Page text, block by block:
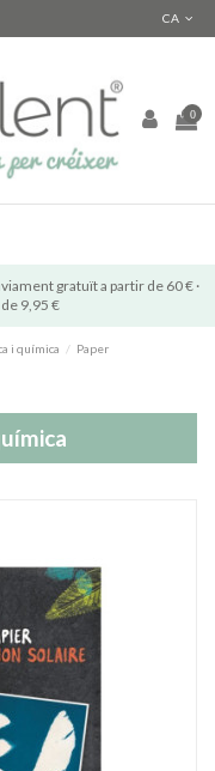
CA
0
gratuït a partir de 60 € ·
9,95 €
i química
Paper